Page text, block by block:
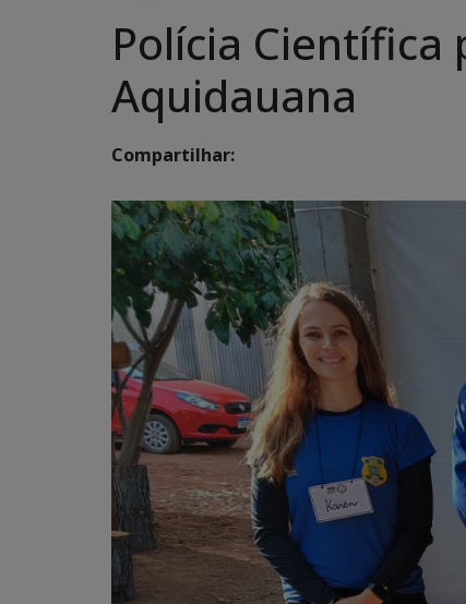
Polícia
Aquidauana
Compartilhar: